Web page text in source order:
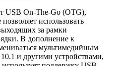
USB On-The-Go (OTG),
использовать
за рамки
В дополнение к
мультимедийным
и другими устройствами,